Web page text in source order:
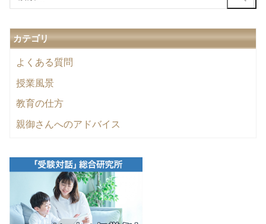
索:
カテゴリ
よくある質問
授業風景
教育の仕方
親御さんへのアドバイス